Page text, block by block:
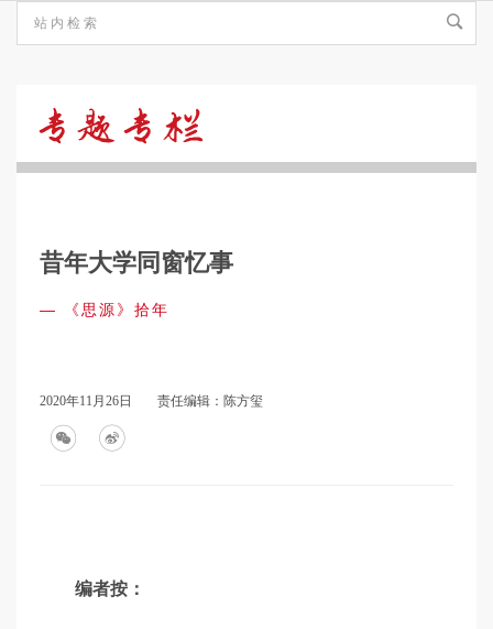
拾
昔年大学同窗忆事
— 《思源》拾年
2020年11月26日 责任编辑：陈方玺
编者按：